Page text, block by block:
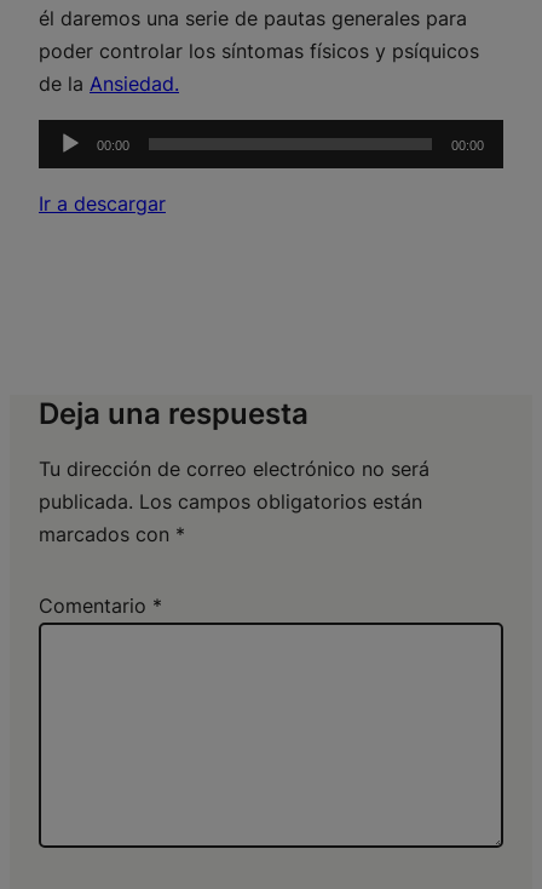
él daremos una serie de pautas generales para
poder controlar los síntomas físicos y psíquicos
de la Ansiedad.
Reproductor
de
audio
00:00 00:00
Ir a descargar
Deja una respuesta
Tu dirección de correo electrónico no será
publicada. Los campos obligatorios están
marcados con *
Comentario *